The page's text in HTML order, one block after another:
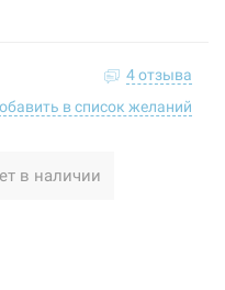
4 отзыва
в список желаний
в наличии